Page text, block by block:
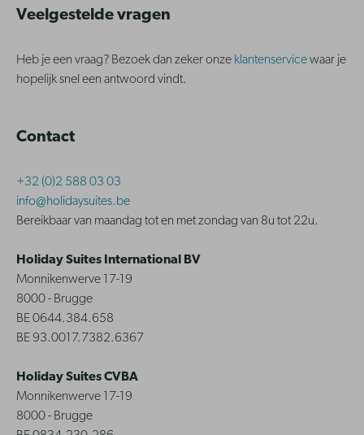
Veelgestelde vragen
Heb je een vraag? Bezoek dan zeker onze klantenservicewaar je
hopelijk snel een antwoord vindt.
Contact
+32 (0)2 588 03 03
info@holidaysuites.be
Bereikbaar van maandag tot en met zondag van 8u tot 22u.
Holiday Suites International BV
Monnikenwerve 17-19
8000 - Brugge
BE 0644.384.658
BE 93.0017.7382.6367
Holiday Suites CVBA
Monnikenwerve 17-19
8000 - Brugge